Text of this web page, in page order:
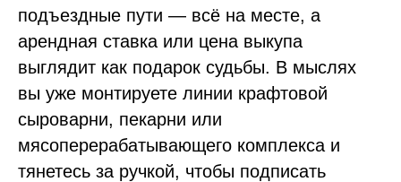
подъездные пути — всё на месте, а
арендная ставка или цена выкупа
выглядит как подарок судьбы. В мыслях
вы уже монтируете линии крафтовой
сыроварни, пекарни или
мясоперерабатывающего комплекса и
тянетесь за ручкой, чтобы подписать